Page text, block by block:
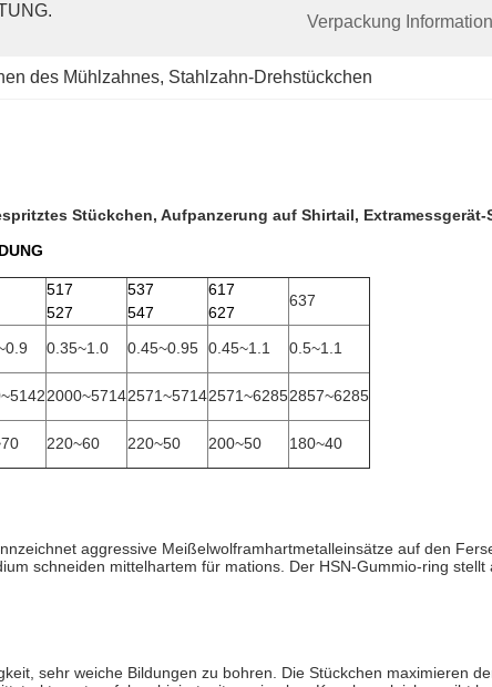
Verpackung
des Mühlzahnes, Stahlzahn-Drehstückchen
Stückchen, Aufpanzerung auf Shirtail, Extramessgerät-
517
527
537
547
617
627
637
0.35~1.0 0.45~0.95 0.45~1.1 0.5~1.1
2000~57142571~57142571~62852857~6285
220~60 220~50 200~50 180~40
aggressive Meißelwolframhartmetalleinsätze auf den
schneiden mittelhartem für mations. Der HSN-Gummio-ring
sehr weiche Bildungen zu bohren. Die Stückchen maximieren